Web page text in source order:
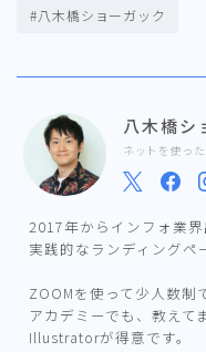
#八木橋ショーガック
八木橋シ
ネットを使っ
2017年からインフォ業
実践的なランディングペ
ZOOMを使って少人数制
アカデミーでも、教えて
Illustratorが得意です。